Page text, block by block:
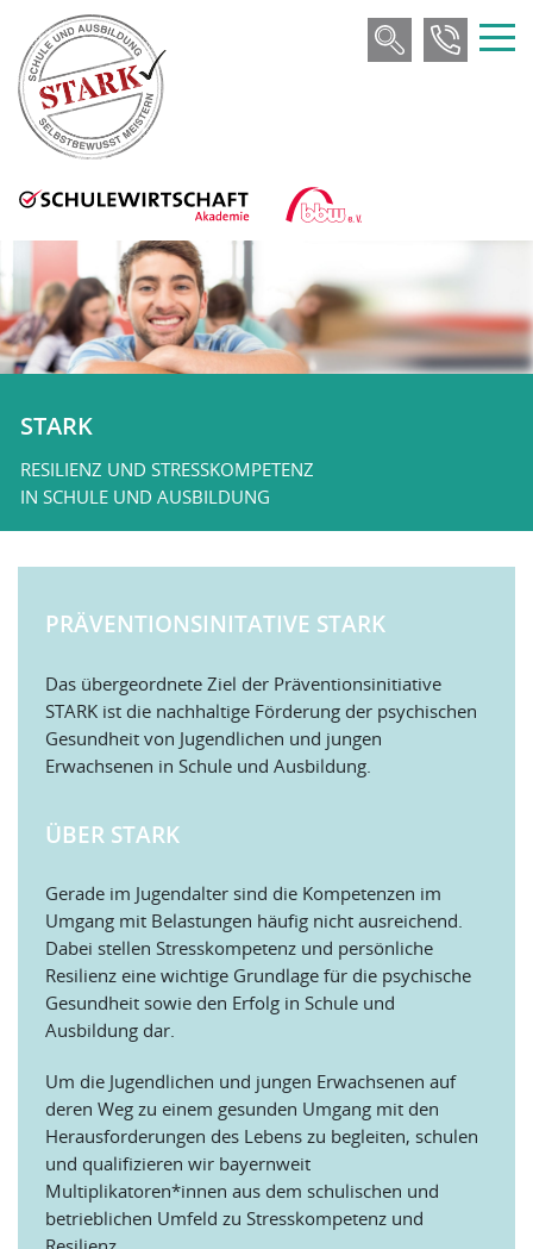
STARK
RESILIENZ UND STRESSKOMPETENZ
IN SCHULE UND AUSBILDUNG
PRÄVENTIONSINITATIVE STARK
Das übergeordnete Ziel der Präventionsinitiative
STARK ist die nachhaltige Förderung der psychischen
Gesundheit von Jugendlichen und jungen
Erwachsenen in Schule und Ausbildung.
ÜBER STARK
Gerade im Jugendalter sind die Kompetenzen im
Umgang mit Belastungen häufig nicht ausreichend.
Dabei stellen Stresskompetenz und persönliche
Resilienz eine wichtige Grundlage für die psychische
Gesundheit sowie den Erfolg in Schule und
Ausbildung dar.
Um die Jugendlichen und jungen Erwachsenen auf
deren Weg zu einem gesunden Umgang mit den
Herausforderungen des Lebens zu begleiten, schulen
und qualifizieren wir bayernweit
Multiplikatoren*innen aus dem schulischen und
betrieblichen Umfeld zu Stresskompetenz und